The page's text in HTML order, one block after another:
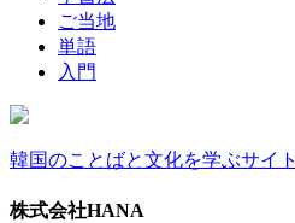
ご当地
単語
入門
韓国のことばと文化を学ぶサイト
株式会社HANA